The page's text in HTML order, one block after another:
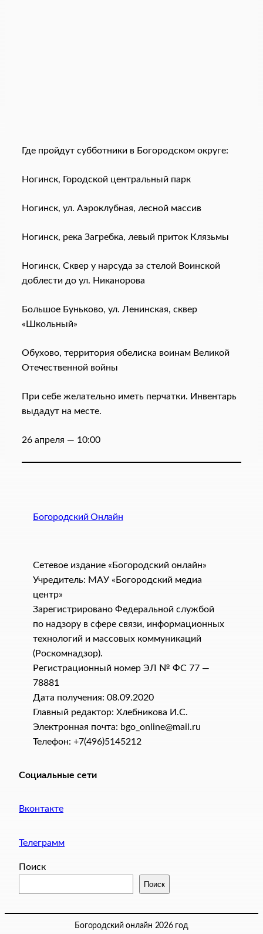
Где пройдут субботники в Богородском округе:
Ногинск, Городской центральный парк
Ногинск, ул. Аэроклубная, лесной массив
Ногинск, река Загребка, левый приток Клязьмы
Ногинск, Сквер у нарсуда за стелой Воинской
доблести до ул. Никанорова
Большое Буньково, ул. Ленинская, сквер
«Школьный»
Обухово, территория обелиска воинам Великой
Отечественной войны
При себе желательно иметь перчатки. Инвентарь
выдадут на месте.
26 апреля — 10:00
Богородский Онлайн
Сетевое издание «Богородский онлайн»
Учредитель: МАУ «Богородский медиа
центр»
Зарегистрировано Федеральной службой
по надзору в сфере связи, информационных
технологий и массовых коммуникаций
(Роскомнадзор).
Регистрационный номер ЭЛ № ФС 77 —
78881
Дата получения: 08.09.2020
Главный редактор: Хлебникова И.C.
Электронная почта: bgo_online@mail.ru
Телефон: +7(496)5145212
Социальные сети
Вконтакте
Телеграмм
Поиск
Поиск
Богородский онлайн 2026 год